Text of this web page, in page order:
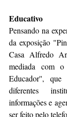
Educativo
Pensando na
da exposição
Casa Alfredo
mediada com o
Educador'',
diferentes
informações e
ser feito pelo